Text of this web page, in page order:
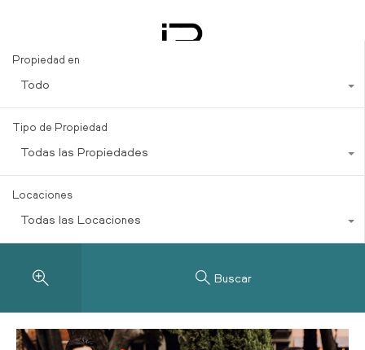
Propiedad en
Todo
Tipo de Propiedad
Todas las Propiedades
Locaciones
Todas las Locaciones
Buscar